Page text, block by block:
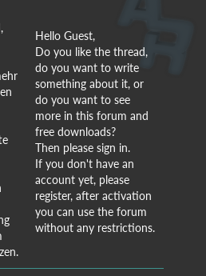
Hello Guest,
Do you like the thread,
do you want to write
something about it, or
do you want to see
more in this forum and
free downloads?
Then please sign in.
If you don't have an
account yet, please
register, after activation
you can use the forum
without any restrictions.